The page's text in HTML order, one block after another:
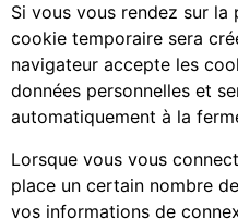
Si vous vous rendez sur la
cookie temporaire sera
navigateur accepte les
données personnelles et
automatiquement à la
Lorsque vous vous
place un certain nombre
vos informations de